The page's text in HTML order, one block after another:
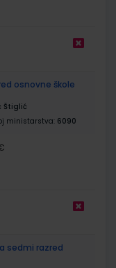
osnovne škole
Štiglić
ministarstva: 6090
sedmi razred